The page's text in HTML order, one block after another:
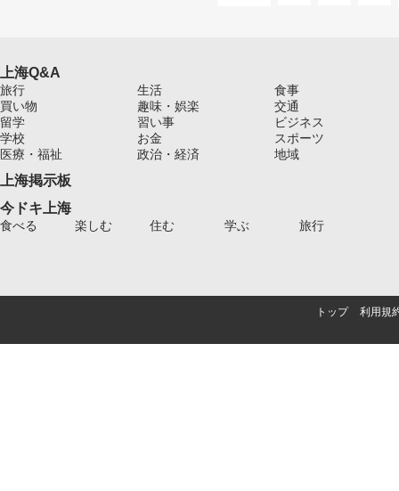
上海Q&A
旅行 生活
食事
買い物
趣味・娯楽
交通
留学
習い事
ビジネス
学校
お金
スポーツ
医療・福祉
政治・経済 地域
上海掲示板
今ドキ上海
食べる 楽しむ 住む 学ぶ 旅行
トップ 利用規